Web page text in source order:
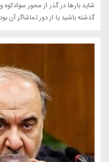
شاید بارها در گذر از محور
گذشته باشید یا از دور تماشاگر آن